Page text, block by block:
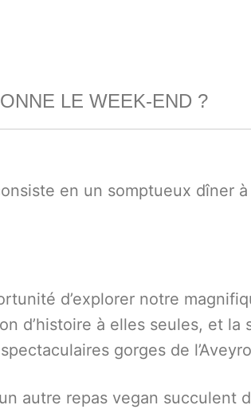
LE WEEK-END ?
en un somptueux dîner
d’explorer notre
d’histoire à elles seules, et
gorges de
autre repas vegan